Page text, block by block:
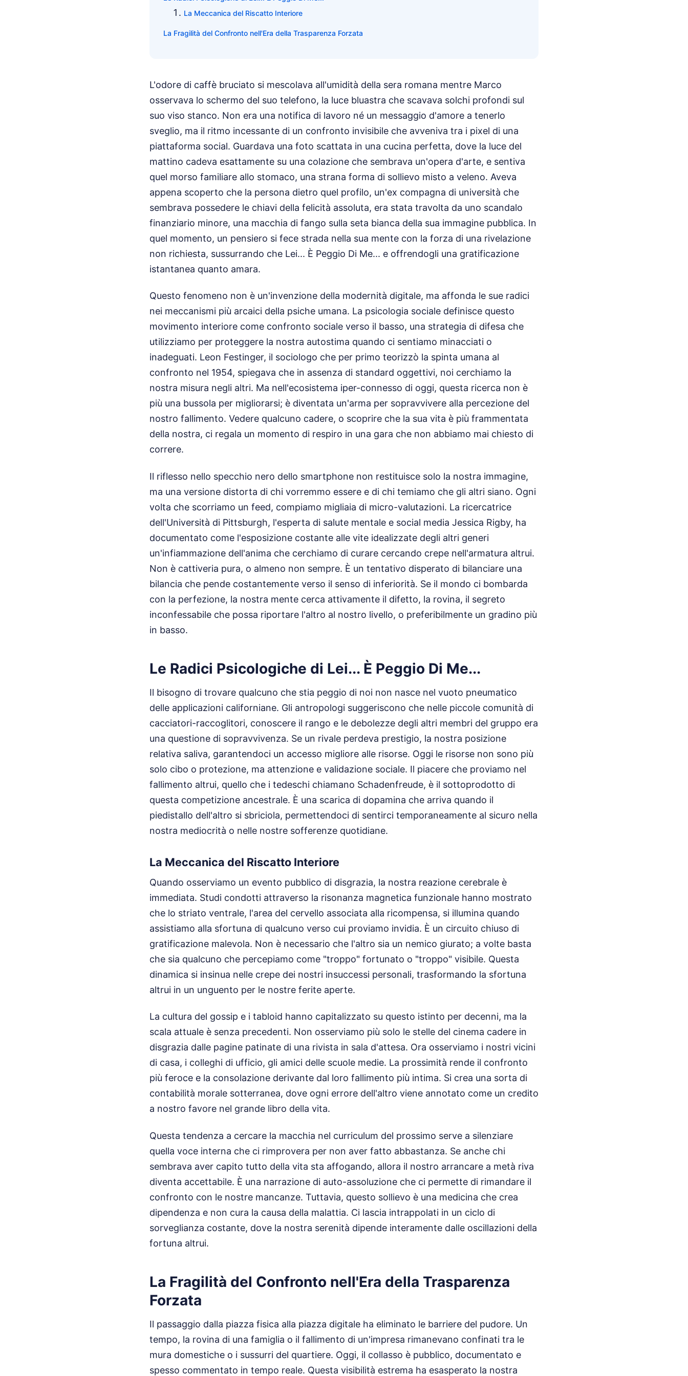
La Meccanica del Riscatto Interiore
La Fragilità del Confronto nell'Era della Trasparenza Forzata
L'odore di caffè bruciato si mescolava all'umidità della sera romana mentre Marco
osservava lo schermo del suo telefono, la luce bluastra che scavava solchi profondi sul
suo viso stanco. Non era una notifica di lavoro né un messaggio d'amore a tenerlo
sveglio, ma il ritmo incessante di un confronto invisibile che avveniva tra i pixel di una
piattaforma social. Guardava una foto scattata in una cucina perfetta, dove la luce del
mattino cadeva esattamente su una colazione che sembrava un'opera d'arte, e sentiva
quel morso familiare allo stomaco, una strana forma di sollievo misto a veleno. Aveva
appena scoperto che la persona dietro quel profilo, un'ex compagna di università che
sembrava possedere le chiavi della felicità assoluta, era stata travolta da uno scandalo
finanziario minore, una macchia di fango sulla seta bianca della sua immagine pubblica. In
quel momento, un pensiero si fece strada nella sua mente con la forza di una rivelazione
non richiesta, sussurrando che Lei... È Peggio Di Me... e offrendogli una gratificazione
istantanea quanto amara.
Questo fenomeno non è un'invenzione della modernità digitale, ma affonda le sue radici
nei meccanismi più arcaici della psiche umana. La psicologia sociale definisce questo
movimento interiore come confronto sociale verso il basso, una strategia di difesa che
utilizziamo per proteggere la nostra autostima quando ci sentiamo minacciati o
inadeguati. Leon Festinger, il sociologo che per primo teorizzò la spinta umana al
confronto nel 1954, spiegava che in assenza di standard oggettivi, noi cerchiamo la
nostra misura negli altri. Ma nell'ecosistema iper-connesso di oggi, questa ricerca non è
più una bussola per migliorarsi; è diventata un'arma per sopravvivere alla percezione del
nostro fallimento. Vedere qualcuno cadere, o scoprire che la sua vita è più frammentata
della nostra, ci regala un momento di respiro in una gara che non abbiamo mai chiesto di
correre.
Il riflesso nello specchio nero dello smartphone non restituisce solo la nostra immagine,
ma una versione distorta di chi vorremmo essere e di chi temiamo che gli altri siano. Ogni
volta che scorriamo un feed, compiamo migliaia di micro-valutazioni. La ricercatrice
dell'Università di Pittsburgh, l'esperta di salute mentale e social media Jessica Rigby, ha
documentato come l'esposizione costante alle vite idealizzate degli altri generi
un'infiammazione dell'anima che cerchiamo di curare cercando crepe nell'armatura altrui.
Non è cattiveria pura, o almeno non sempre. È un tentativo disperato di bilanciare una
bilancia che pende costantemente verso il senso di inferiorità. Se il mondo ci bombarda
con la perfezione, la nostra mente cerca attivamente il difetto, la rovina, il segreto
inconfessabile che possa riportare l'altro al nostro livello, o preferibilmente un gradino più
in basso.
Le Radici Psicologiche di Lei... È Peggio Di Me...
Il bisogno di trovare qualcuno che stia peggio di noi non nasce nel vuoto pneumatico
delle applicazioni californiane. Gli antropologi suggeriscono che nelle piccole comunità di
cacciatori-raccoglitori, conoscere il rango e le debolezze degli altri membri del gruppo era
una questione di sopravvivenza. Se un rivale perdeva prestigio, la nostra posizione
relativa saliva, garantendoci un accesso migliore alle risorse. Oggi le risorse non sono più
solo cibo o protezione, ma attenzione e validazione sociale. Il piacere che proviamo nel
fallimento altrui, quello che i tedeschi chiamano Schadenfreude, è il sottoprodotto di
questa competizione ancestrale. È una scarica di dopamina che arriva quando il
piedistallo dell'altro si sbriciola, permettendoci di sentirci temporaneamente al sicuro nella
nostra mediocrità o nelle nostre sofferenze quotidiane.
La Meccanica del Riscatto Interiore
Quando osserviamo un evento pubblico di disgrazia, la nostra reazione cerebrale è
immediata. Studi condotti attraverso la risonanza magnetica funzionale hanno mostrato
che lo striato ventrale, l'area del cervello associata alla ricompensa, si illumina quando
assistiamo alla sfortuna di qualcuno verso cui proviamo invidia. È un circuito chiuso di
gratificazione malevola. Non è necessario che l'altro sia un nemico giurato; a volte basta
che sia qualcuno che percepiamo come "troppo" fortunato o "troppo" visibile. Questa
dinamica si insinua nelle crepe dei nostri insuccessi personali, trasformando la sfortuna
altrui in un unguento per le nostre ferite aperte.
La cultura del gossip e i tabloid hanno capitalizzato su questo istinto per decenni, ma la
scala attuale è senza precedenti. Non osserviamo più solo le stelle del cinema cadere in
disgrazia dalle pagine patinate di una rivista in sala d'attesa. Ora osserviamo i nostri vicini
di casa, i colleghi di ufficio, gli amici delle scuole medie. La prossimità rende il confronto
più feroce e la consolazione derivante dal loro fallimento più intima. Si crea una sorta di
contabilità morale sotterranea, dove ogni errore dell'altro viene annotato come un credito
a nostro favore nel grande libro della vita.
Questa tendenza a cercare la macchia nel curriculum del prossimo serve a silenziare
quella voce interna che ci rimprovera per non aver fatto abbastanza. Se anche chi
sembrava aver capito tutto della vita sta affogando, allora il nostro arrancare a metà riva
diventa accettabile. È una narrazione di auto-assoluzione che ci permette di rimandare il
confronto con le nostre mancanze. Tuttavia, questo sollievo è una medicina che crea
dipendenza e non cura la causa della malattia. Ci lascia intrappolati in un ciclo di
sorveglianza costante, dove la nostra serenità dipende interamente dalle oscillazioni della
fortuna altrui.
La Fragilità del Confronto nell'Era della Trasparenza
Forzata
Il passaggio dalla piazza fisica alla piazza digitale ha eliminato le barriere del pudore. Un
tempo, la rovina di una famiglia o il fallimento di un'impresa rimanevano confinati tra le
mura domestiche o i sussurri del quartiere. Oggi, il collasso è pubblico, documentato e
spesso commentato in tempo reale. Questa visibilità estrema ha esasperato la nostra